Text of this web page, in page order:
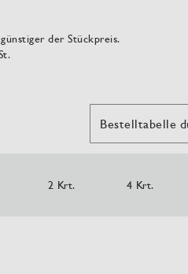
der Stückpreis.
Bestelltabelle
2 Krt. 4 Krt.